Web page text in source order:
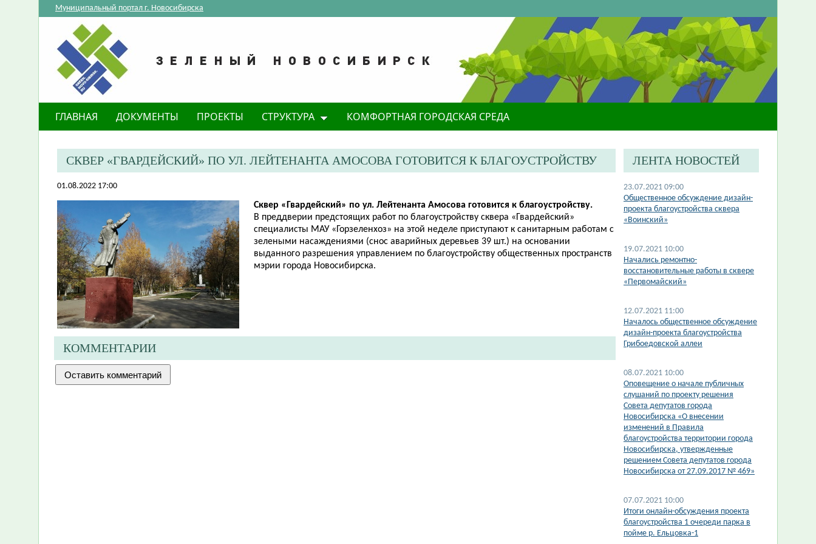
Муниципальный портал г. Новосибирска
ГЛАВНАЯ ДОКУМЕНТЫ ПРОЕКТЫ СТРУКТУРА КОМФОРТНАЯ ГОРОДСКАЯ СРЕДА
​СКВЕР «ГВАРДЕЙСКИЙ» ПО УЛ. ЛЕЙТЕНАНТА АМОСОВА ГОТОВИТСЯ К БЛАГОУСТРОЙСТВУ
01.08.2022 17:00
Сквер «Гвардейский» по ул. Лейтенанта Амосова готовится к благоустройству.
В преддверии предстоящих работ по благоустройству сквера «Гвардейский»
специалисты МАУ «Горзеленхоз» на этой неделе приступают к санитарным работам с
зелеными насаждениями (снос аварийных деревьев 39 шт.) на основании
выданного разрешения управлением по благоустройству общественных пространств
мэрии города Новосибирска.
КОММЕНТАРИИ
ЛЕНТА НОВОСТЕЙ
23.07.2021 09:00
Общественное обсуждение дизайн-
проекта благоустройства сквера
«Воинский»
19.07.2021 10:00
Начались ремонтно-
восстановительные работы в сквере
«Первомайский»
12.07.2021 11:00
Началось общественное обсуждение
дизайн-проекта благоустройства
Грибоедовской аллеи
08.07.2021 10:00
Оповещение о начале публичных
слушаний по проекту решения
Совета депутатов города
Новосибирска «О внесении
изменений в Правила
благоустройства территории города
Новосибирска, утвержденные
решением Совета депутатов города
Новосибирска от 27.09.2017 № 469»
07.07.2021 10:00
​Итоги онлайн-обсуждения проекта
благоустройства 1 очереди парка в
пойме р. Ельцовка-1